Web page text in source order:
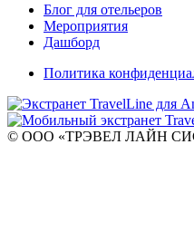
Блог для отельеров
Мероприятия
Дашборд
Политика
© ООО «ТРЭВЕЛ ЛАЙН